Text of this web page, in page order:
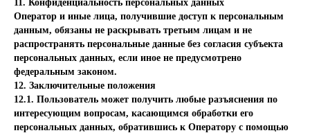
11. Конфиденциальность персональных данных
Оператор и иные лица, получившие доступ к персональным
данным, обязаны не раскрывать третьим лицам и не
распространять персональные данные без согласия субъекта
персональных данных, если иное не предусмотрено
федеральным законом.
12. Заключительные положения
12.1. Пользователь может получить любые разъяснения по
интересующим вопросам, касающимся обработки его
персональных данных, обратившись к Оператору с помощью